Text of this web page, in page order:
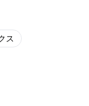
ス